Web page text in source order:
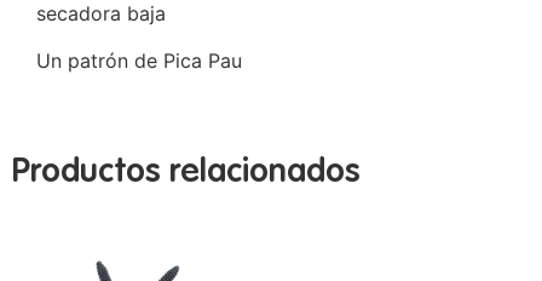
secadora baja
Un patrón de Pica Pau
Productos relacionados